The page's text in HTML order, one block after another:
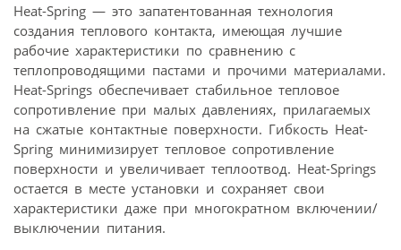
Heat-Spring — это запатентованная технология
создания теплового контакта, имеющая лучшие
рабочие характеристики по сравнению с
теплопроводящими пастами и прочими материалами.
Heat-Springs обеспечивает стабильное тепловое
сопротивление при малых давлениях, прилагаемых
на сжатые контактные поверхности. Гибкость Heat-
Spring минимизирует тепловое сопротивление
поверхности и увеличивает теплоотвод. Heat-Springs
остается в месте установки и сохраняет свои
характеристики даже при многократном включении/
выключении питания.